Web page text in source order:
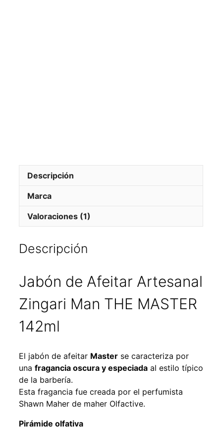
Descripción
Marca
Valoraciones (1)
Descripción
Jabón de Afeitar Artesanal
Zingari Man THE MASTER
142ml
El jabón de afeitar Master se caracteriza por
una fragancia oscura y especiada al estilo típico
de la barbería.
Esta fragancia fue creada por el perfumista
Shawn Maher de maher Olfactive.
Pirámide olfativa